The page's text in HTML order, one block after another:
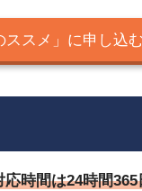
ススメ」に申し込む
応時間は24時間365